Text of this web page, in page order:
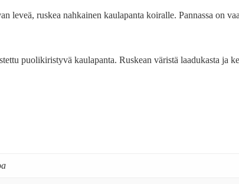
leveä, ruskea nahkainen kaulapanta koiralle. Pannassa on
puolikiristyvä kaulapanta. Ruskean väristä laadukasta ja